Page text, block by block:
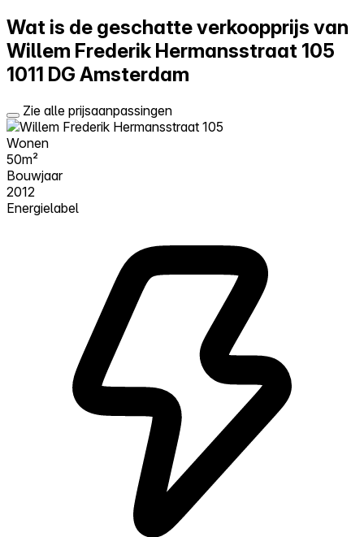
Wat is de geschatte verkoopprijs van
Willem Frederik Hermansstraat 105
1011 DG Amsterdam
Zie alle prijsaanpassingen
Wonen
50m²
Bouwjaar
2012
Energielabel